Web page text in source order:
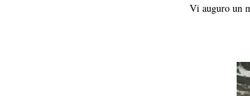
Vi auguro un